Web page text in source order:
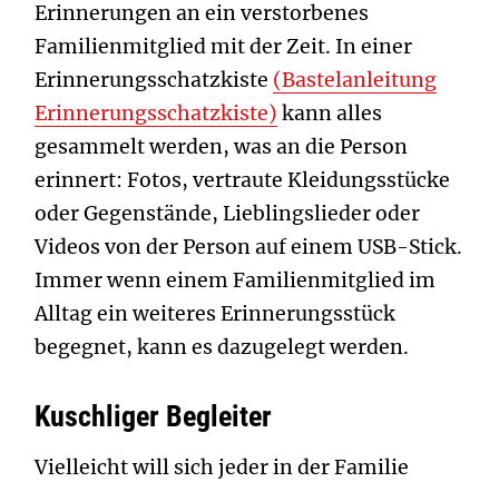
Erinnerungen an ein verstorbenes
Familienmitglied mit der Zeit. In einer
Erinnerungsschatzkiste (Bastelanleitung
Erinnerungsschatzkiste) kann alles
gesammelt werden, was an die Person
erinnert: Fotos, vertraute Kleidungsstücke
oder Gegenstände, Lieblingslieder oder
Videos von der Person auf einem USB-Stick.
Immer wenn einem Familienmitglied im
Alltag ein weiteres Erinnerungsstück
begegnet, kann es dazugelegt werden.
Kuschliger Begleiter
Vielleicht will sich jeder in der Familie